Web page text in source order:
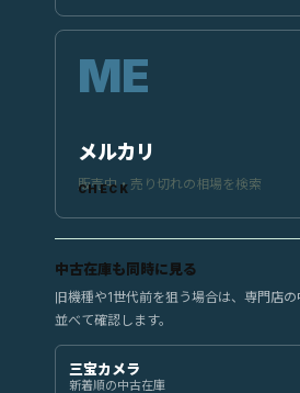
メルカリ
販売中・売り切れの相場を検索
中古在庫も同時に見る
旧機種や1世代前を狙う場合は、専門店
並べて確認します。
三宝カメラ
新着順の中古在庫